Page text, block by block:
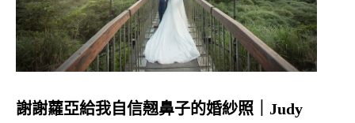
謝謝蘿亞給我自信翹鼻子的婚紗照｜Judy